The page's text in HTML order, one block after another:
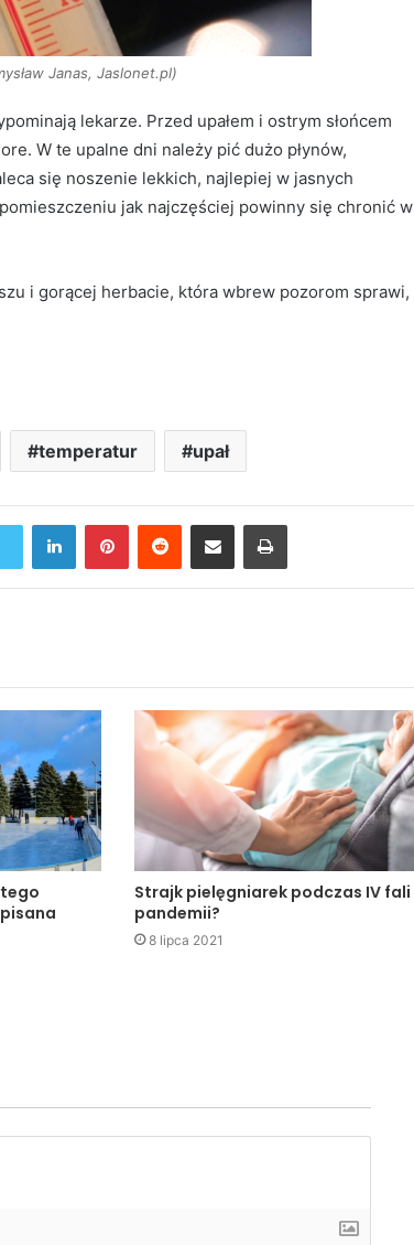
Janas, Jaslonet.pl)
lekarze. Przed upałem i ostrym słońcem
W te upalne dni należy pić dużo płynów,
się noszenie lekkich, najlepiej w jasnych
jak najczęściej powinny się chronić w
i gorącej herbacie, która wbrew pozorom sprawi,
temperatur upał
LinkedIn
Strajk pielęgniarek podczas IV fali
pandemii?
8 lipca 2021